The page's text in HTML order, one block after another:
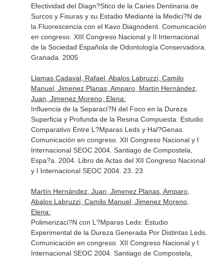
Efectividad del Diagn?Stico de la Caries Dentinaria de
Surcos y Fisuras y su Estadio Mediante la Medici?N de
la Fluorescencia con el Kavo Diagnodent. Comunicación
en congreso. XIII Congreso Nacional y II Internacional
de la Sociedad Española de Odontología Conservadora.
Granada. 2005
Llamas Cadaval, Rafael, Abalos Labruzzi, Camilo
Manuel, Jimenez Planas, Amparo, Martín Hernández,
Juan, Jimenez Moreno, Elena:
Influencia de la Separaci?N del Foco en la Dureza
Superficia y Profunda de la Resina Compuesta. Estudio
Comparativo Entre L?Mparas Leds y Hal?Genas.
Comunicación en congreso. XII Congreso Nacional y I
Internacional SEOC 2004. Santiago de Compostela,
Espa?a. 2004. Libro de Actas del XII Congreso Nacional
y I Internacional SEOC 2004. 23. 23
Martín Hernández, Juan, Jimenez Planas, Amparo,
Abalos Labruzzi, Camilo Manuel, Jimenez Moreno,
Elena:
Polimerizaci?N con L?Mparas Leds: Estudio
Experimental de la Dureza Generada Por Distintas Leds.
Comunicación en congreso. XII Congreso Nacional y I
Internacional SEOC 2004. Santiago de Compostela,